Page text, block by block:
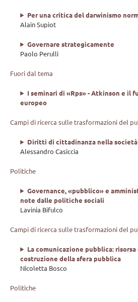
Per una critica del darwinismo
Alain Supiot
Governare strategicamente
Paolo Perulli
Fuori dal tema
I seminari di «Rps» - Atkinson e il
europeo
Campi di ricerca sulle trasformazioni del
Diritti di cittadinanza nella
Alessandro Casiccia
Politiche
Governance, «pubblico» e
note dalle politiche sociali
Lavinia Bifulco
Campi di ricerca sulle trasformazioni del
La comunicazione pubblica:
costruzione della sfera pubblica
Nicoletta Bosco
Politiche